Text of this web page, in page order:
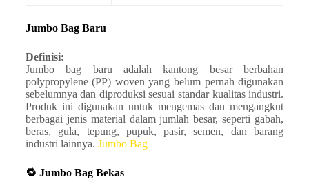
Jumbo Bag Baru
Definisi:
Jumbo bag baru adalah kantong besar berbahan
polypropylene (PP) woven yang belum pernah digunakan
sebelumnya dan diproduksi sesuai standar kualitas industri.
Produk ini digunakan untuk mengemas dan mengangkut
berbagai jenis material dalam jumlah besar, seperti gabah,
beras, gula, tepung, pupuk, pasir, semen, dan barang
industri lainnya. Jumbo Bag
🔁 Jumbo Bag Bekas